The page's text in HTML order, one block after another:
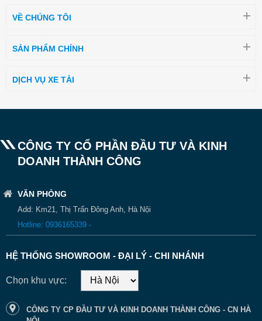
VỀ CHÚNG TÔI
SẢN PHẨM CHÍNH
DỊCH VỤ XE TẢI
CÔNG TY CỔ PHẦN ĐẦU TƯ VÀ KINH
DOANH THÀNH CÔNG
VĂN PHÒNG
Add: Km21, Thị Trấn Đông Anh, Hà Nội
Hotline: 0936165339 -
HỆ THỐNG SHOWROOM - ĐẠI LÝ - CHI NHÁNH
Chọn khu vực:
CÔNG TY CP ĐẦU TƯ VÀ KINH DOANH THÀNH CÔNG - CN HÀ